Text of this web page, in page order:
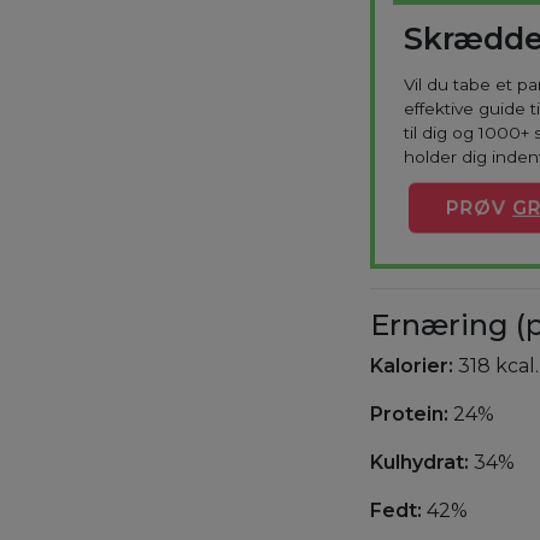
Vil du tabe et
effektive guide
til dig og 1000+
holder dig
PRØV
Ernæring
Kalorier: 318 kcal.
Protein: 24%
Kulhydrat: 34%
Fedt: 42%